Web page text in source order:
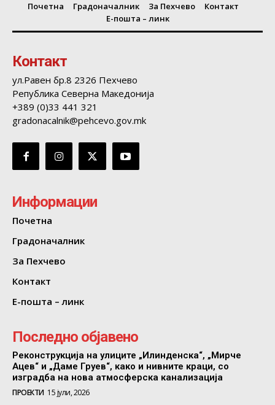
Почетна Градоначалник За Пехчево
Контакт
Е-пошта – линк
Контакт
ул.Равен бр.8 2326 Пехчево
Република Северна Македонија
+389 (0)33 441 321
gradonacalnik@pehcevo.gov.mk
Информации
Почетна
Градоначалник
За Пехчево
Контакт
Е-пошта – линк
Последно објавено
Реконструкција на улиците „Илинденска“, „Мирче
Ацев“ и „Даме Груев“, како и нивните краци, со
изградба на нова атмосферска канализација
ПРОЕКТИ 15 јули, 2026